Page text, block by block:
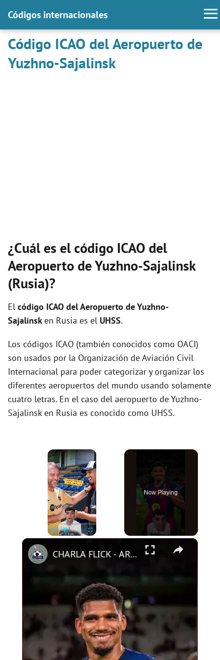
Códigos internacionales
Código ICAO del Aeropuerto de
Yuzhno-Sajalinsk
¿Cuál es el código ICAO del
Aeropuerto de Yuzhno-Sajalinsk
(Rusia)?
El código ICAO delAeropuerto de Yuzhno-
Sajalinsken Rusia es el UHSS.
Los códigos ICAO (también conocidos como OACI)
son usados por la Organización de Aviación Civil
Internacional para poder categorizar y organizar los
diferentes aeropuertos del mundo usando solamente
cuatro letras. En el caso del aeropuerto de Yuzhno-
Sajalinsk en Rusia es conocido como UHSS.
×
Now Playing
×
CHARLA FLICK - ARAUJO